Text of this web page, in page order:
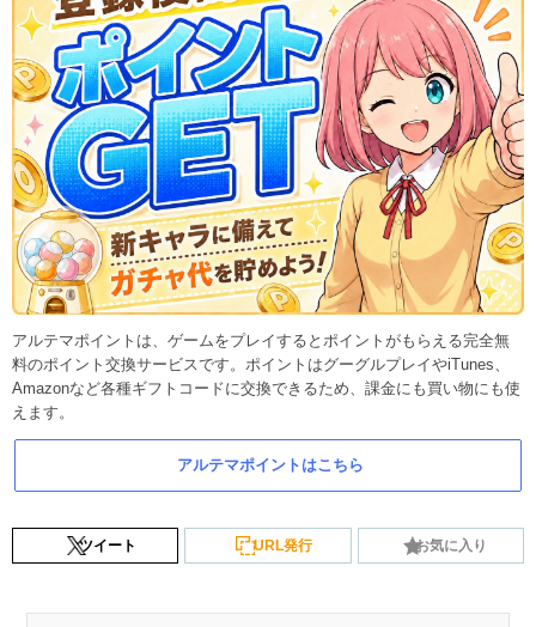
アルテマポイントは、ゲームをプレイするとポイントがもらえる完全無
料のポイント交換サービスです。ポイントはグーグルプレイやiTunes、
Amazonなど各種ギフトコードに交換できるため、課金にも買い物にも使
えます。
アルテマポイントはこちら
ツイート URL発行 お気に入り